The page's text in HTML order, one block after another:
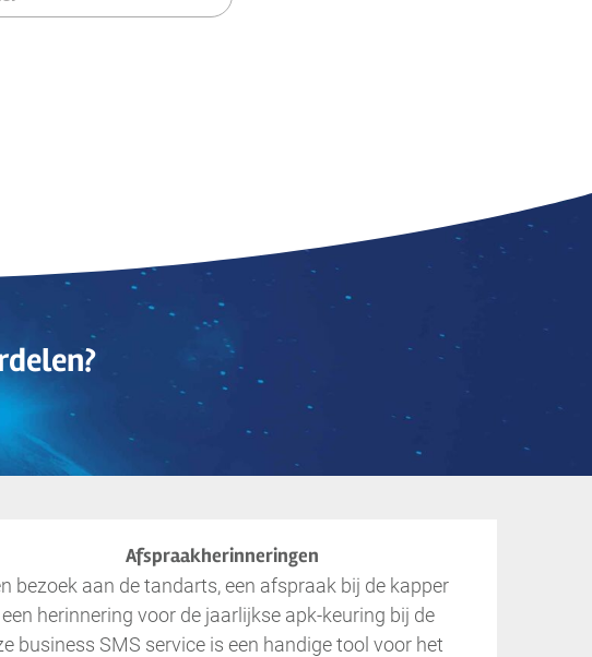
Afspraakherinneringen
bezoek aan de tandarts, een afspraak bij de kapper
herinnering voor de jaarlijkse apk-keuring bij de
business SMS service is een handige tool voor het